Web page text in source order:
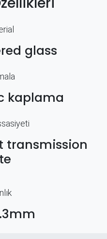
glass
kaplama
transmission